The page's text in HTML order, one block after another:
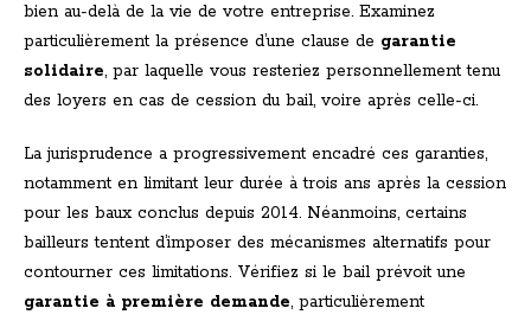
bien au-delà de la vie de votre entreprise. Examinez
particulièrement la présence d’une clause de garantie
solidaire, par laquelle vous resteriez personnellement tenu
des loyers en cas de cession du bail, voire après celle-ci.
La jurisprudence a progressivement encadré ces garanties,
notamment en limitant leur durée à trois ans après la cession
pour les baux conclus depuis 2014. Néanmoins, certains
bailleurs tentent d’imposer des mécanismes alternatifs pour
contourner ces limitations. Vérifiez si le bail prévoit une
garantie à première demande, particulièrement